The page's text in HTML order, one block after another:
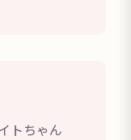
トちゃん